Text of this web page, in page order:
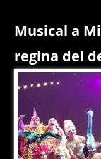
Musical a
regina del